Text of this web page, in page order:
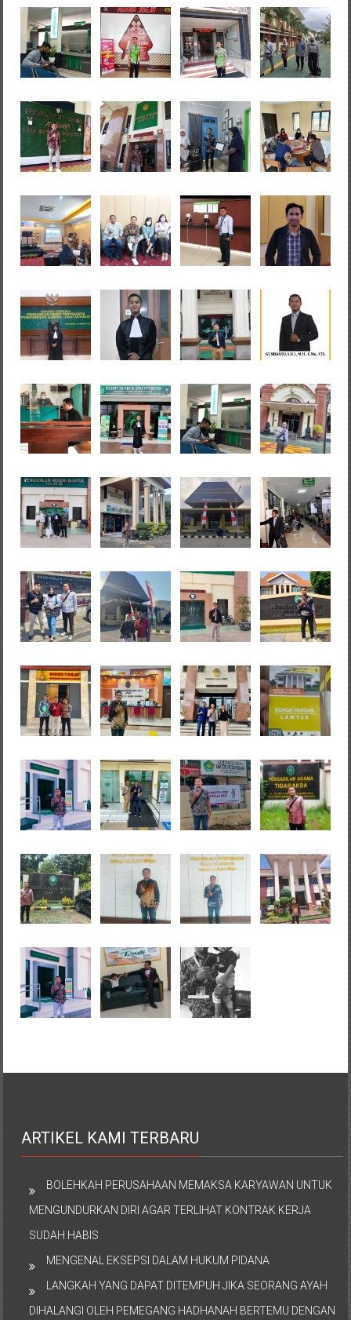
ARTIKEL KAMI TERBARU
BOLEHKAH PERUSAHAAN MEMAKSA KARYAWAN UNTUK
MENGUNDURKAN DIRI AGAR TERLIHAT KONTRAK KERJA
SUDAH HABIS
MENGENAL EKSEPSI DALAM HUKUM PIDANA
LANGKAH YANG DAPAT DITEMPUH JIKA SEORANG AYAH
DIHALANGI OLEH PEMEGANG HADHANAH BERTEMU DENGAN